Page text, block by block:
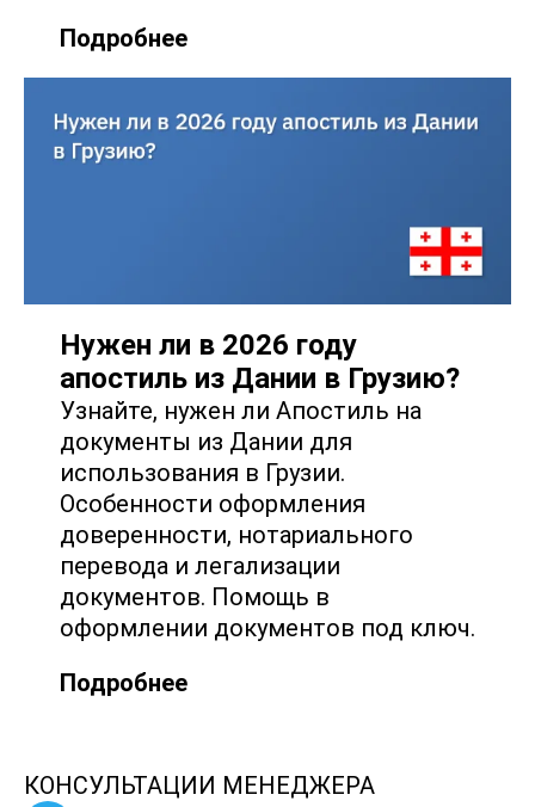
Подробнее
Нужен ли в 2026 году
апостиль из Дании в Грузию?
Узнайте, нужен ли Апостиль на
документы из Дании для
использования в Грузии.
Особенности оформления
доверенности, нотариального
перевода и легализации
документов. Помощь в
оформлении документов под ключ.
Подробнее
КОНСУЛЬТАЦИИ МЕНЕДЖЕРА